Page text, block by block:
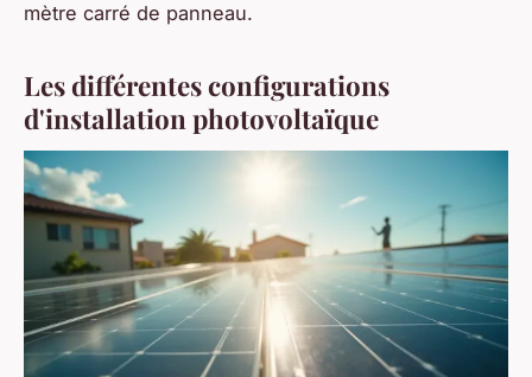
mètre carré de panneau.
Les différentes configurations
d'installation photovoltaïque